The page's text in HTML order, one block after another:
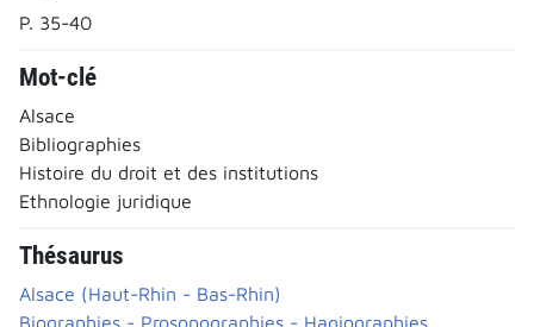
P. 35-40
Mot-clé
Alsace
Bibliographies
Histoire du droit et des institutions
Ethnologie juridique
Thésaurus
Alsace (Haut-Rhin - Bas-Rhin)
Biographies - Prosopographies - Hagiographies